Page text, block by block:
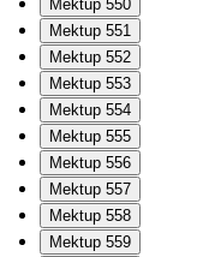
Mektup 550
Mektup 551
Mektup 552
Mektup 553
Mektup 554
Mektup 555
Mektup 556
Mektup 557
Mektup 558
Mektup 559